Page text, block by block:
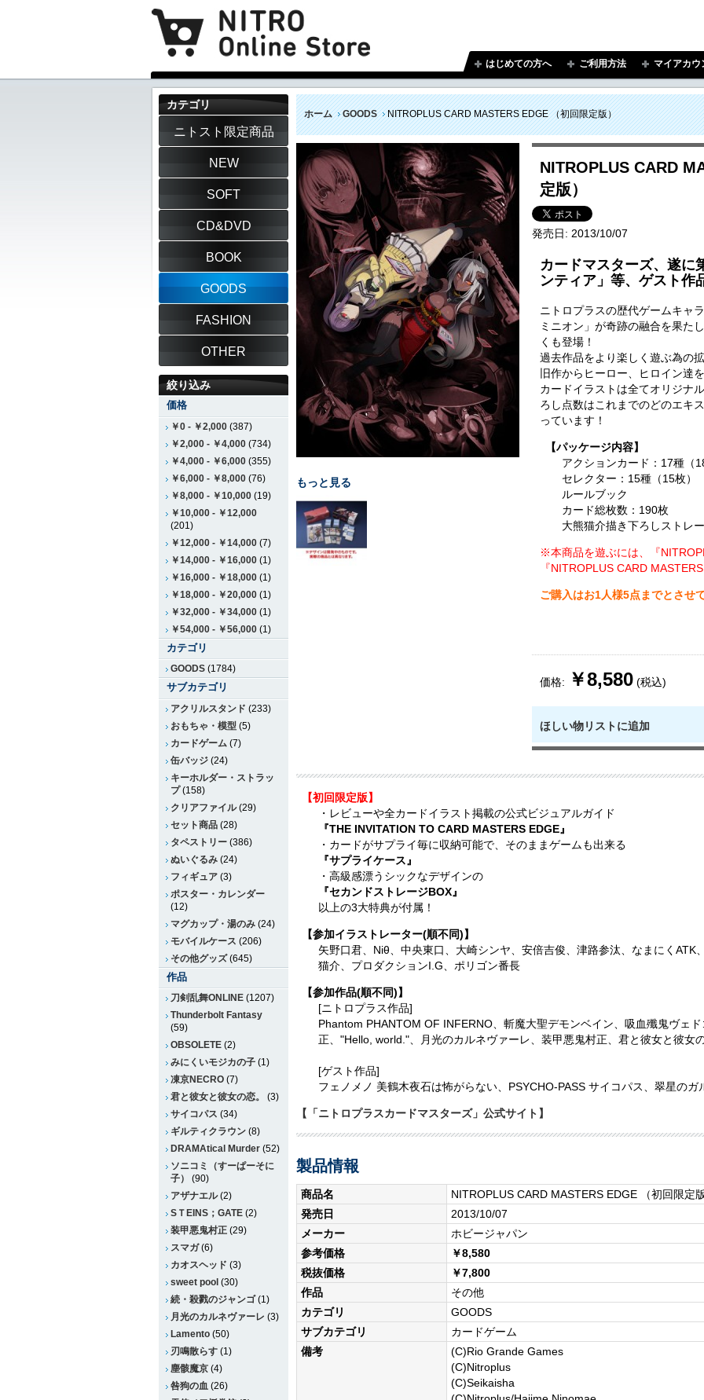
はじめての方へ ご利用方法 マイアカウ
ホーム GOODS NITROPLUS CARD MASTERS EDGE （初回限定版）
NITROPLUS CARD
定版）
発売日: 2013/10/07
カードマスターズ、遂に
ンティア」等、ゲスト作
ニトロプラスの歴代ゲームキャ
ミニオン」が奇跡の融合を果た
くも登場！
過去作品をより楽しく遊ぶ為の
旧作からヒーロー、ヒロイン達
カードイラストは全てオリジナ
ろし点数はこれまでのどのエキ
っています！
【パッケージ内容】
アクションカード：17種（
セレクター：15種（15枚）
ルールブック
カード総枚数：190枚
大熊猫介描き下ろしストレ
※本商品を遊ぶには、『
『NITROPLUS CARD
ご購入はお1人様5点までとさせ
価格: ￥8,580 (税込)
ほしい物リストに追加
もっと見る
【初回限定版】
・レビューや全カードイラスト掲載の公式ビジュアルガイド
『THE INVITATION TO CARD MASTERS EDGE』
・カードがサプライ毎に収納可能で、そのままゲームも出来る
『サプライケース』
・高級感漂うシックなデザインの
『セカンドストレージBOX』
以上の3大特典が付属！
【参加イラストレーター(順不同)】
矢野口君、Niθ、中央東口、大崎シンヤ、安倍吉俊、津路参汰、なまにくATK
猫介、プロダクションI.G、ポリゴン番長
【参加作品(順不同)】
[ニトロプラス作品]
Phantom PHANTOM OF INFERNO、斬魔大聖デモンベイン、吸血殲鬼ヴェ
正、"Hello, world."、月光のカルネヴァーレ、装甲悪鬼村正、君と彼女と彼女
[ゲスト作品]
フェノメノ 美鶴木夜石は怖がらない、PSYCHO-PASS サイコパス、翠星のガ
【「ニトロプラスカードマスターズ」公式サイト】
製品情報
商品名
NITROPLUS CARD MASTERS EDGE （初回限定
発売日
2013/10/07
メーカー
ホビージャパン
参考価格
￥8,580
税抜価格
￥7,800
作品
その他
カテゴリ
GOODS
サブカテゴリ
カードゲーム
備考
(C)Rio Grande Games
(C)Nitroplus
(C)Seikaisha
カテゴリ
ニトスト限定商品
NEW
SOFT
CD&DVD
BOOK
GOODS
FASHION
OTHER
絞り込み
価格
￥0 - ￥2,000 (387)
￥2,000 - ￥4,000 (734)
￥4,000 - ￥6,000 (355)
￥6,000 - ￥8,000 (76)
￥8,000 - ￥10,000 (19)
￥10,000 - ￥12,000
(201)
￥12,000 - ￥14,000 (7)
￥14,000 - ￥16,000 (1)
￥16,000 - ￥18,000 (1)
￥18,000 - ￥20,000 (1)
￥32,000 - ￥34,000 (1)
￥54,000 - ￥56,000 (1)
カテゴリ
GOODS (1784)
サブカテゴリ
アクリルスタンド (233)
おもちゃ・模型 (5)
カードゲーム (7)
缶バッジ (24)
キーホルダー・ストラッ
プ(158)
クリアファイル(29)
セット商品 (28)
タペストリー (386)
ぬいぐるみ (24)
フィギュア (3)
ポスター・カレンダー
(12)
マグカップ・湯のみ (24)
モバイルケース (206)
その他グッズ(645)
作品
刀剣乱舞ONLINE (1207)
Thunderbolt Fantasy
(59)
OBSOLETE (2)
みにくいモジカの子 (1)
凍京NECRO (7)
君と彼女と彼女の恋。
(3)
サイコパス (34)
ギルティクラウン (8)
DRAMAtical Murder (52)
ソニコミ（すーぱーそに
子）
(90)
アザナエル(2)
SＴEINS；GATE (2)
装甲悪鬼村正 (29)
スマガ(6)
カオスヘッド (3)
sweet pool (30)
続・殺戮のジャンゴ(1)
月光のカルネヴァーレ (3)
Lamento (50)
刃鳴散らす (1)
塵骸魔京 (4)
咎狗の血 (26)